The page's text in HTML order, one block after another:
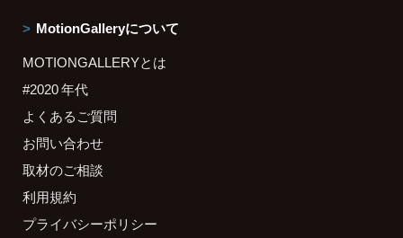
MotionGalleryについて
MOTIONGALLERYとは
#2020 年代
よくあるご質問
お問い合わせ
取材のご相談
利用規約
プライバシーポリシー